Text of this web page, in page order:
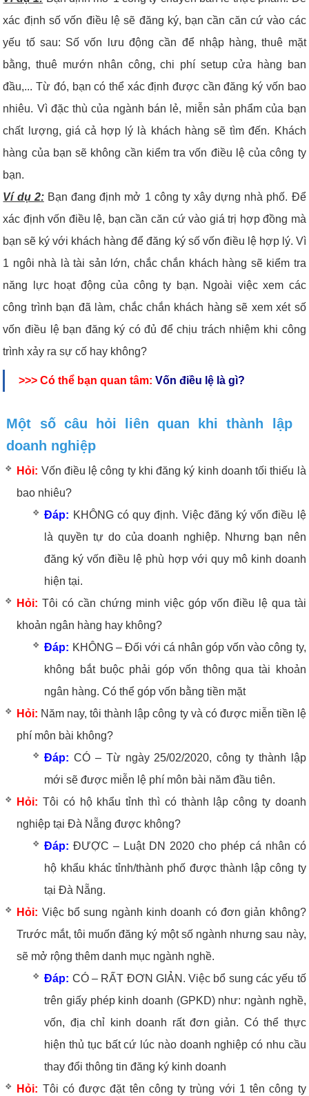
xác định số vốn điều lệ sẽ đăng ký, bạn cần căn cứ vào các
yếu tố sau: Số vốn lưu động cần để nhập hàng, thuê mặt
bằng, thuê mướn nhân công, chi phí setup cửa hàng ban
đầu,... Từ đó, bạn có thể xác định được cần đăng ký vốn bao
nhiêu. Vì đặc thù của ngành bán lẻ, miễn sản phẩm của bạn
chất lượng, giá cả hợp lý là khách hàng sẽ tìm đến. Khách
hàng của bạn sẽ không cần kiểm tra vốn điều lệ của công ty
bạn.
Ví dụ 2:Bạn đang định mở 1 công ty xây dựng nhà phố. Để
xác định vốn điều lệ, bạn cần căn cứ vào giá trị hợp đồng mà
bạn sẽ ký với khách hàng để đăng ký số vốn điều lệ hợp lý. Vì
1 ngôi nhà là tài sản lớn, chắc chắn khách hàng sẽ kiểm tra
năng lực hoạt động của công ty bạn. Ngoài việc xem các
công trình bạn đã làm, chắc chắn khách hàng sẽ xem xét số
vốn điều lệ bạn đăng ký có đủ để chịu trách nhiệm khi công
trình xảy ra sự cố hay không?
>>> Có thể bạn quan tâm: Vốn điều lệ là gì?
Một số câu hỏi liên quan khi thành lập
doanh nghiệp
Hỏi: Vốn điều lệ công ty khi đăng ký kinh doanh tối thiếu là
bao nhiêu?
Đáp: KHÔNG có quy định. Việc đăng ký vốn điều lệ
là quyền tự do của doanh nghiệp. Nhưng bạn nên
đăng ký vốn điều lệ phù hợp với quy mô kinh doanh
hiện tại.
Hỏi: Tôi có cần chứng minh việc góp vốn điều lệ qua tài
khoản ngân hàng hay không?
Đáp: KHÔNG – Đối với cá nhân góp vốn vào công ty,
không bắt buộc phải góp vốn thông qua tài khoản
ngân hàng. Có thể góp vốn bằng tiền mặt
Hỏi: Năm nay, tôi thành lập công ty và có được miễn tiền lệ
phí môn bài không?
Đáp: CÓ – Từ ngày 25/02/2020, công ty thành lập
mới sẽ được miễn lệ phí môn bài năm đầu tiên.
Hỏi: Tôi có hộ khẩu tỉnh thì có thành lập công ty doanh
nghiệp tại Đà Nẵng được không?
Đáp: ĐƯỢC – Luật DN 2020 cho phép cá nhân có
hộ khẩu khác tỉnh/thành phố được thành lập công ty
tại Đà Nẵng.
Hỏi: Việc bổ sung ngành kinh doanh có đơn giản không?
Trước mắt, tôi muốn đăng ký một số ngành nhưng sau này,
sẽ mở rộng thêm danh mục ngành nghề.
Đáp: CÓ – RẤT ĐƠN GIẢN. Việc bổ sung các yếu tố
trên giấy phép kinh doanh (GPKD) như: ngành nghề,
vốn, địa chỉ kinh doanh rất đơn giản. Có thể thực
hiện thủ tục bất cứ lúc nào doanh nghiệp có nhu cầu
thay đổi thông tin đăng ký kinh doanh
Hỏi: Tôi có được đặt tên công ty trùng với 1 tên công ty